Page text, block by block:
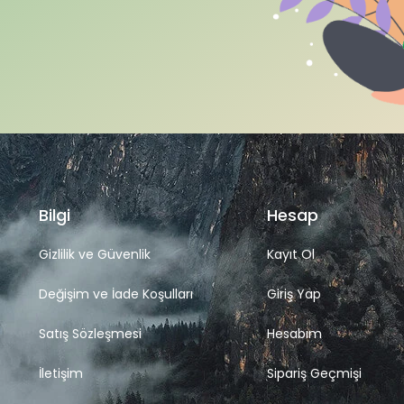
Bilgi
Gizlilik ve Güvenlik
Değişim ve İade Koşulları
Satış Sözleşmesi
İletişim
Hesap
Kayıt Ol
Giriş Yap
Hesabım
Sipariş Geçmişi